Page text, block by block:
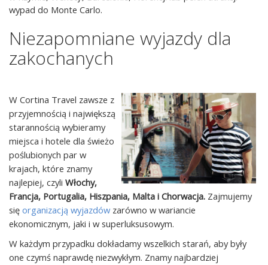
wypad do Monte Carlo.
Niezapomniane wyjazdy dla
zakochanych
W Cortina Travel zawsze z
przyjemnością i największą
starannością wybieramy
miejsca i hotele dla świeżo
poślubionych par w
krajach, które znamy
najlepiej, czyli Włochy,
Francja, Portugalia, Hiszpania, Malta i Chorwacja. Zajmujemy
się organizacją wyjazdów zarówno w wariancie
ekonomicznym, jaki i w superluksusowym.
W każdym przypadku dokładamy wszelkich starań, aby były
one czymś naprawdę niezwykłym. Znamy najbardziej